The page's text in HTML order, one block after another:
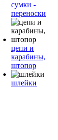
сумки -
переноски
цепи и
карабины,
штопор
шлейки